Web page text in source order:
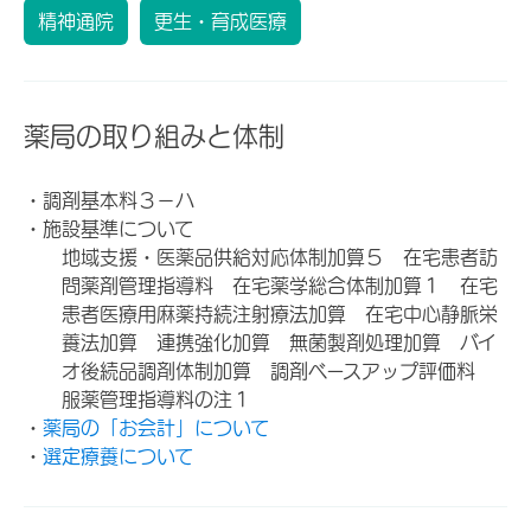
精神通院 更生・育成医療
薬局の取り組みと体制
・調剤基本料３－ハ
・施設基準について
地域支援・医薬品供給対応体制加算５ 在宅患者訪
問薬剤管理指導料 在宅薬学総合体制加算１ 在宅
患者医療用麻薬持続注射療法加算 在宅中心静脈栄
養法加算 連携強化加算 無菌製剤処理加算 バイ
オ後続品調剤体制加算 調剤ベースアップ評価料
服薬管理指導料の注１
・ 薬局の「お会計」について
・ 選定療養について